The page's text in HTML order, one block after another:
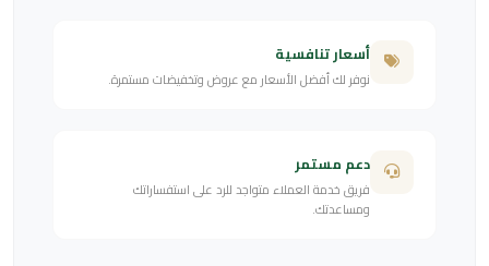
أسعار تنافسية
نوفر لك أفضل الأسعار مع عروض وتخفيضات مستمرة.
دعم مستمر
فريق خدمة العملاء متواجد للرد على استفساراتك
ومساعدتك.